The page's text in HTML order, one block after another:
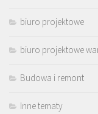
biuro projektowe
biuro projektowe
Budowa i remont
Inne tematy